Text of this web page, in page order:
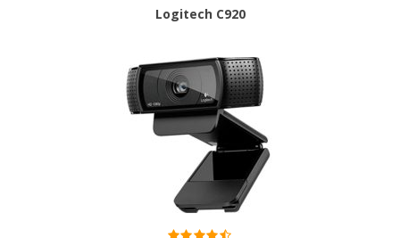
Logitech C920